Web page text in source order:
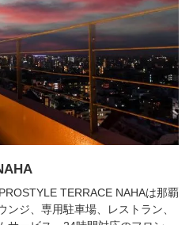
TERRACE NAHAは那覇
ジ、専用駐車場、レストラン、